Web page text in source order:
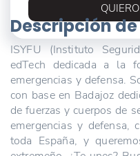
Descripción
ISYFU (Instituto
edTech dedicada a la
emergencias y defensa.
con base en Badajoz
de fuerzas y cuerpos de
emergencias y
toda España, y